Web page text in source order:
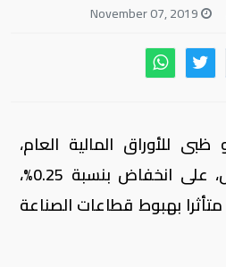
للأوراق المالية العام،
تعاملات اليوم الخميس، على انخفاض بنسبة 0.25%،
مستوى 5,131.37، متأثرا بهبوط قطاعات الصناعة